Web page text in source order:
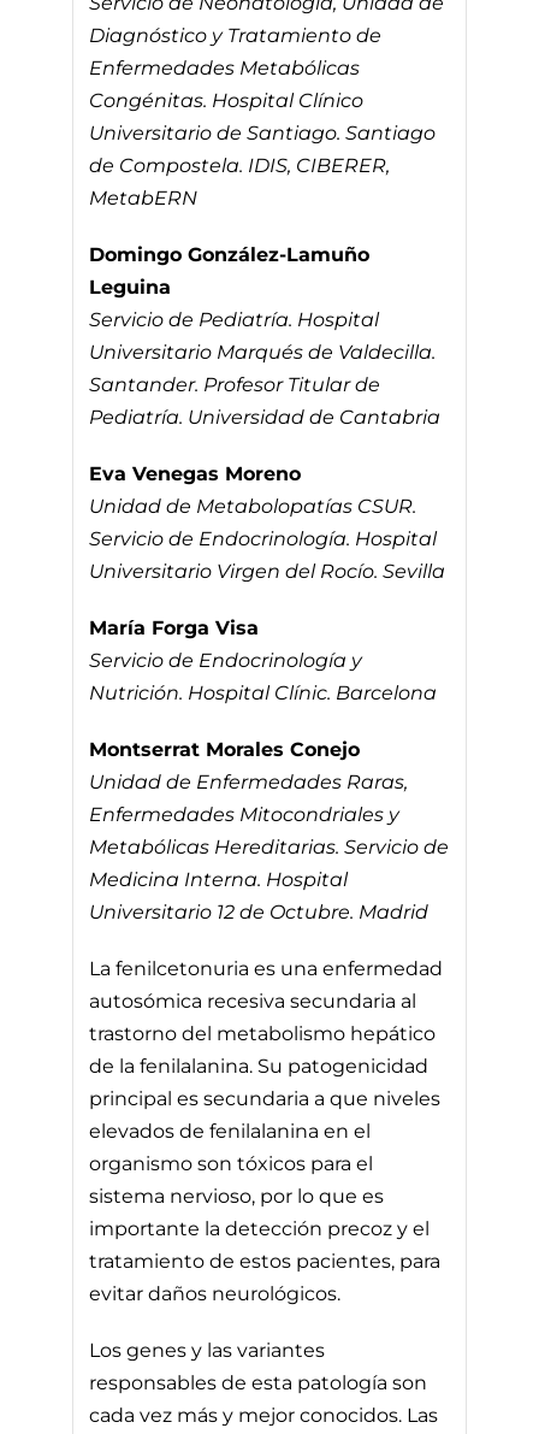
Diagnóstico y Tratamiento de
Enfermedades Metabólicas
Congénitas. Hospital Clínico
Universitario de Santiago. Santiago
de Compostela. IDIS, CIBERER,
MetabERN
Domingo González-Lamuño
Leguina
Servicio de Pediatría. Hospital
Universitario Marqués de Valdecilla.
Santander. Profesor Titular de
Pediatría. Universidad de Cantabria
Eva Venegas Moreno
Unidad de Metabolopatías CSUR.
Servicio de Endocrinología. Hospital
Universitario Virgen del Rocío. Sevilla
María Forga Visa
Servicio de Endocrinología y
Nutrición. Hospital Clínic. Barcelona
Montserrat Morales Conejo
Unidad de Enfermedades Raras,
Enfermedades Mitocondriales y
Metabólicas Hereditarias. Servicio de
Medicina Interna. Hospital
Universitario 12 de Octubre. Madrid
La fenilcetonuria es una enfermedad
autosómica recesiva secundaria al
trastorno del metabolismo hepático
de la fenilalanina. Su patogenicidad
principal es secundaria a que niveles
elevados de fenilalanina en el
organismo son tóxicos para el
sistema nervioso, por lo que es
importante la detección precoz y el
tratamiento de estos pacientes, para
evitar daños neurológicos.
Los genes y las variantes
responsables de esta patología son
cada vez más y mejor conocidos. Las